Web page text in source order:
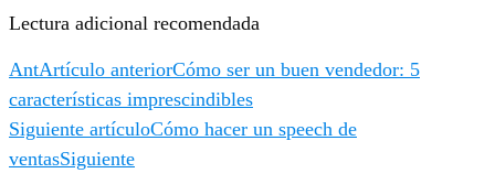
Lectura adicional recomendada
AntArtículo anteriorCómo ser un buen vendedor: 5
características imprescindibles
Siguiente artículoCómo hacer un speech de
ventasSiguiente